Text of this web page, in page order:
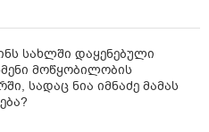
ბავშვებო, ბედნიერი
ზარი" კი არა
ყოჩაღ!"
სახლში დაყენებული
მოწყობილობის
სადაც ნია იმნაძე მამას